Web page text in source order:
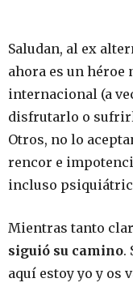
Saludan, al ex
ahora es un héroe
internacional (a
disfrutarlo o
Otros, no lo
rencor e
incluso
Mientras tanto
siguió su camino.
aquí estoy yo y os